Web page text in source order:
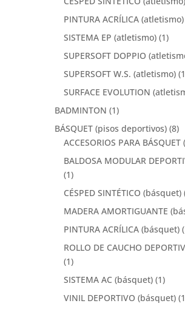
PINTURA ACRÍLICA (atletismo)
SISTEMA EP (atletismo) (1)
SUPERSOFT DOPPIO
SUPERSOFT W.S. (atletismo)
SURFACE EVOLUTION
BADMINTON (1)
BÁSQUET (pisos deportivos) (8)
ACCESORIOS PARA
BALDOSA MODULAR
(1)
CÉSPED SINTÉTICO (básquet)
MADERA AMORTIGUANTE
PINTURA ACRÍLICA (básquet)
ROLLO DE CAUCHO
(1)
SISTEMA AC (básquet) (1)
VINIL DEPORTIVO (básquet)